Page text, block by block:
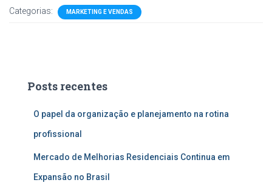
Categorias: MARKETING E VENDAS
Posts recentes
O papel da organização e planejamento na rotina
profissional
Mercado de Melhorias Residenciais Continua em
Expansão no Brasil